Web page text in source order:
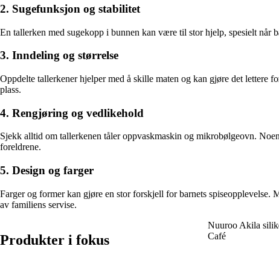
2. Sugefunksjon og stabilitet
En tallerken med sugekopp i bunnen kan være til stor hjelp, spesielt når
3. Inndeling og størrelse
Oppdelte tallerkener hjelper med å skille maten og kan gjøre det lettere
plass.
4. Rengjøring og vedlikehold
Sjekk alltid om tallerkenen tåler oppvaskmaskin og mikrobølgeovn.
foreldrene.
5. Design og farger
Farger og former kan gjøre en stor forskjell for barnets spiseopplevelse.
av familiens servise.
Produkter i fokus
Nuuroo Akila
Café